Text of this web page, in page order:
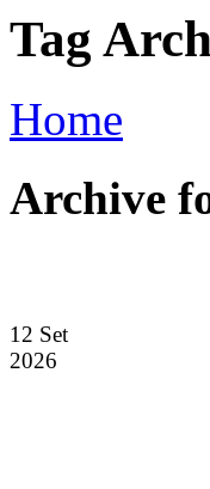
Tag
Home
Archive
12 Set
2026